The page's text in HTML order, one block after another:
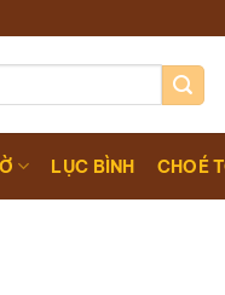
LỤC BÌNH CHOÉ